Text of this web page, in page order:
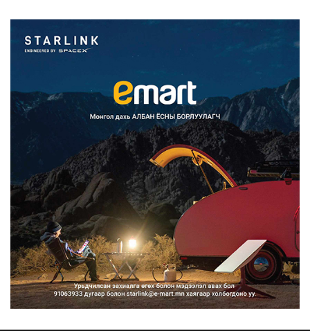
Францад иргэд рүү зөвшөөрөлгүй
сурталчилгааны дууд...
2026/08/07
Нийтийн тээврийн Ч:19А чиглэлийн
замналд түр хугац...
2026/08/07